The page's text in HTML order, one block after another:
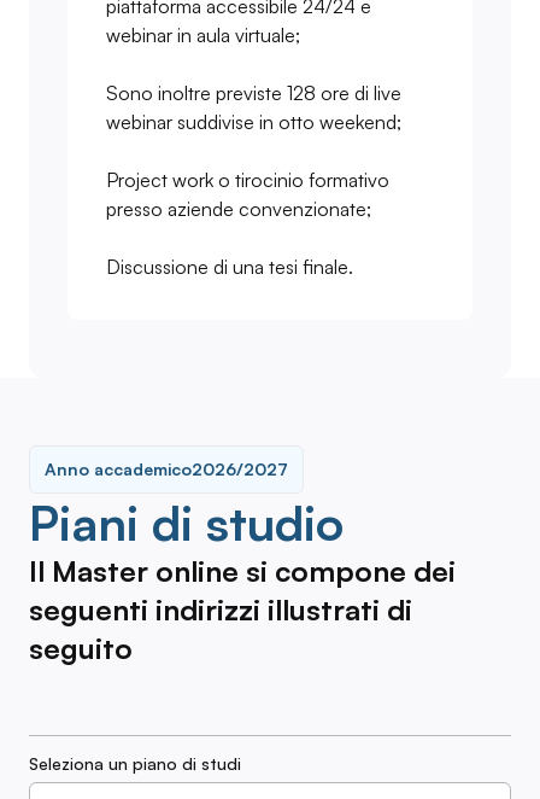
piattaforma accessibile 24/24 e
webinar in aula virtuale;
Sono inoltre previste 128 ore di live
webinar suddivise in otto weekend;
Project work o tirocinio formativo
presso aziende convenzionate;
Discussione di una tesi finale.
Piani di studio
Anno accademico2026/2027
Il Master online si compone dei
seguenti indirizzi illustrati di
seguito
Seleziona un piano di studi